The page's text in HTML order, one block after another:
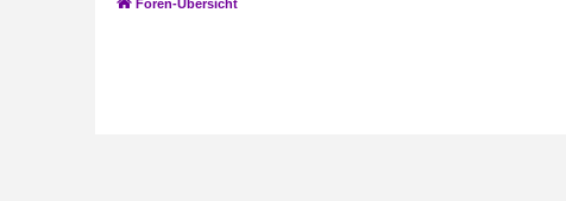
Foren-Übersicht